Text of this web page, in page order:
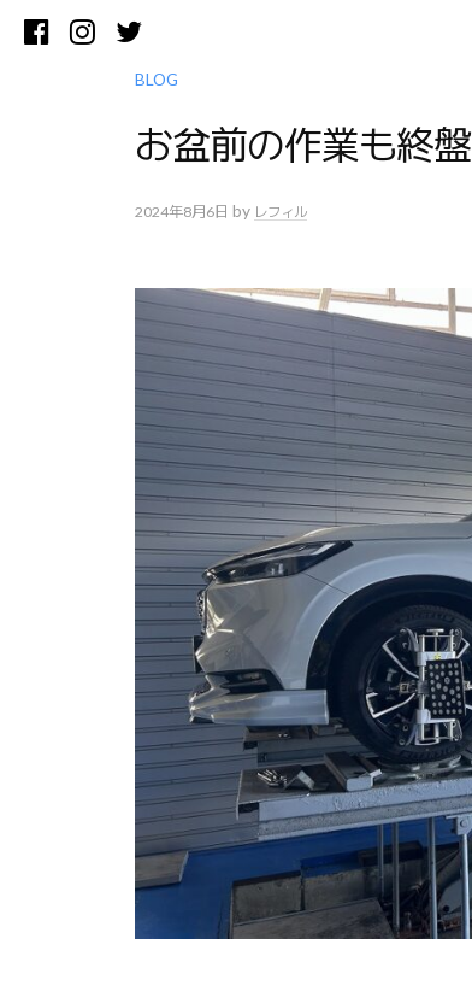
FacebookInstagramTwitter
BLOG
お盆前の作業も終盤
2024年8月6日 by レフィル